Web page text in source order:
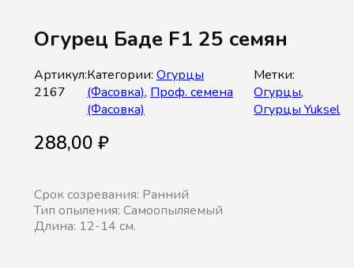
Огурец Баде F1 25 семян
288,00 ₽
Срок созревания: Ранний
Тип опыления: Самоопыляемый
Длина: 12-14 см.
Артикул:
2167
Категории: Огурцы
(Фасовка), Проф. семена
(Фасовка)
Метки:
Огурцы,
Огурцы Yuksel